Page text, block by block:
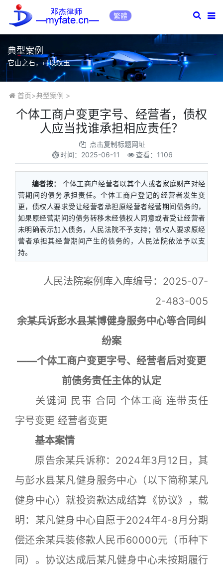
繁體
典型案例
它山之石，可以攻玉
首页>典型案例 >
个体工商户变更字号、经营者，债权
人应当找谁承担相应责任？
点击复制标题网址
时间： 2025-06-11 查看：1106
编者按：
个体工商户经营者以其个人或者家庭财产对经
营期间的债务承担责任。个体工商户登记的经营者发生变
更，债权人要求受让经营者承担原经营者经营期间债务的，
如果原经营期间的债务转移未经债权人同意或者受让经营者
未明确表示加入债务，人民法院不予支持；债权人要求原经
营者承担其经营期间产生的债务的，人民法院依法予以支
持。
人民法院案例库入库编号：2025-07-
2-483-005
余某兵诉彭水县某博健身服务中心等合同纠
纷案
——个体工商户变更字号、经营者后对变更
前债务责任主体的认定
关键词 民事 合同 个体工商 连带责任
字号变更 经营者变更
基本案情
原告余某兵诉称：2024年3月12日，其
与彭水县某凡健身服务中心（以下简称某凡
健身中心）就投资款达成结算《协议》，载
明：某凡健身中心自愿于2024年4-8月分期
偿还余某兵装修款人民币60000元（币种下
同）。协议达成后某凡健身中心未按期履行